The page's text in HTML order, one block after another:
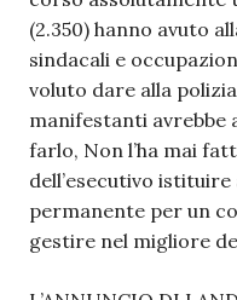
(2.350) hanno avuto
sindacali e
voluto dare alla
manifestanti avrebbe
farlo, Non l’ha mai
dell’esecutivo
permanente per un
gestire nel migliore